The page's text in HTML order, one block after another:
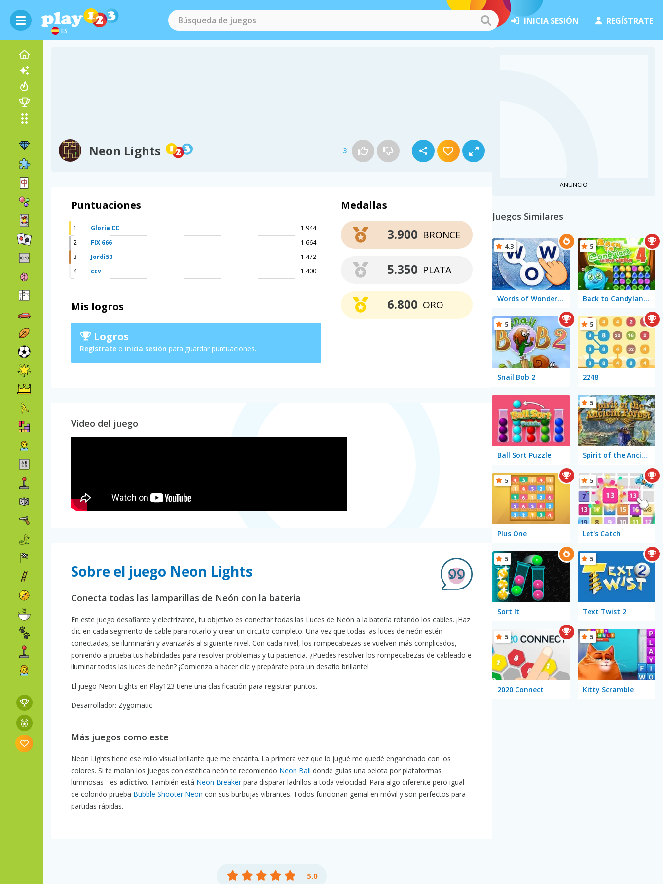
ES
INICIA SESIÓN REGÍSTRATE
Neon Lights 3
Puntuaciones
1 Gloria CC
1.944
2
FIX 666
1.664
3
Jordi50
1.472
4
ccv 1.400
Mis logros
Logros
Regístrate o inicia sesión para guardar puntuaciones.
Medallas
BRONCE
3.900
PLATA
5.350
ORO
6.800
Vídeo del juego
Sobre el juego Neon Lights
Conecta todas las lamparillas de Neón con la batería
En este juego desafiante y electrizante, tu objetivo es conectar todas las Luces de Neón a la batería rotando los cables. ¡Haz
clic en cada segmento de cable para rotarlo y crear un circuito completo. Una vez que todas las luces de neón estén
conectadas, se iluminarán y avanzarás al siguiente nivel. Con cada nivel, los rompecabezas se vuelven más complicados,
poniendo a prueba tus habilidades para resolver problemas y tu paciencia. ¿Puedes resolver los rompecabezas de cableado e
iluminar todas las luces de neón? ¡Comienza a hacer clic y prepárate para un desafío brillante!
El juego Neon Lights en Play123 tiene una clasificación para registrar puntos.
Desarrollador: Zygomatic
Más juegos como este
Neon Lights tiene ese rollo visual brillante que me encanta. La primera vez que lo jugué me quedé enganchado con los
colores. Si te molan los juegos con estética neón te recomiendo Neon Ball donde guías una pelota por plataformas
luminosas - es adictivo. También está Neon Breakerpara disparar ladrillos a toda velocidad. Para algo diferente pero igual
de colorido prueba Bubble Shooter Neon con sus burbujas vibrantes. Todos funcionan genial en móvil y son perfectos para
partidas rápidas.
5.0
ANUNCIO
Juegos Similares
Words of Wonders - WOW
4.3
Back to Candyland 4: Lollipop Garden
5
Snail Bob 2
5
2248
5
Ball Sort Puzzle Spirit of the Ancient Forest
5
Plus One
5
Let's Catch
5
Sort It
5
Text Twist 2
5
2020 Connect
5
Kitty Scramble
5